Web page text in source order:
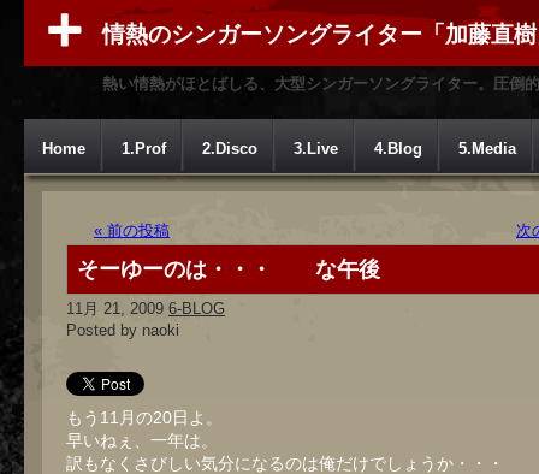
情熱のシンガーソングライター「加藤直
熱い情熱がほとばしる、大型シンガーソングライター。圧倒
Home 1.Prof 2.Disco 3.Live 4.Blog 5.Media
« 前の投稿 次
そーゆーのは・・・ な午後
11月 21, 2009 6-BLOG
Posted by naoki
もう11月の20日よ。
早いねぇ、一年は。
訳もなくさびしい気分になるのは俺だけでしょうか・・・